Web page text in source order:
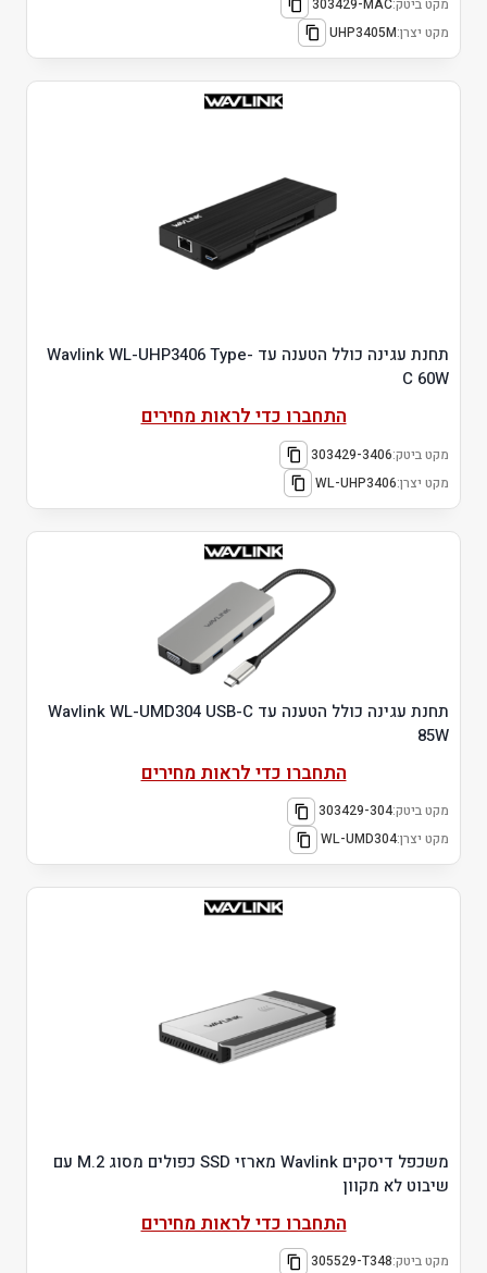
מקט ביטק:303429-MAC
מקט יצרן:UHP3405M
תחנת עגינה כולל הטענה עד Wavlink WL-UHP3406 Type-
C 60W
התחברו כדי לראות מחירים
מקט ביטק:303429-3406
מקט יצרן:WL-UHP3406
תחנת עגינה כולל הטענה עד Wavlink WL-UMD304 USB-C
85W
התחברו כדי לראות מחירים
מקט ביטק:303429-304
מקט יצרן:WL-UMD304
משכפל דיסקים Wavlink מארזי SSD כפולים מסוג M.2 עם
שיבוט לא מקוון
התחברו כדי לראות מחירים
מקט ביטק:305529-T348